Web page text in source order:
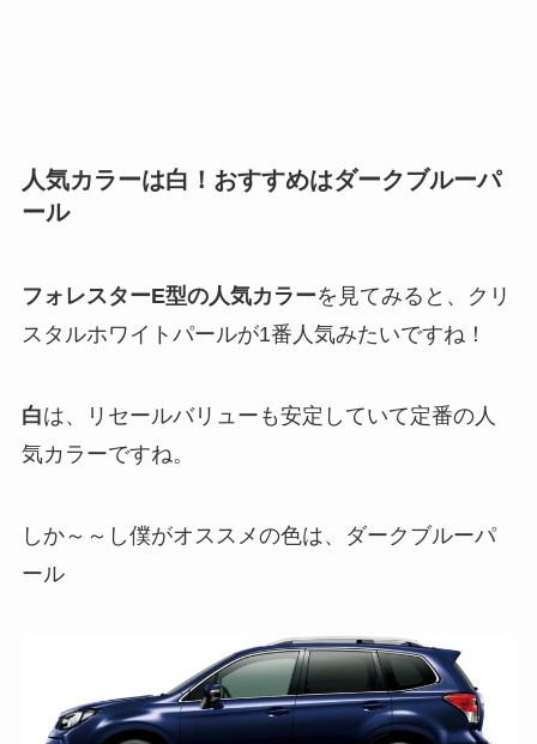
人気カラーは白！おすすめはダークブルーパ
ール
フォレスターE型の人気カラーを見てみると、
クリ
スタルホワイトパールが1番人気みたいですね！
白は、リセールバリューも安定していて定番の人
気カラーですね。
しか～～し僕がオススメの色は、ダークブルーパ
ール